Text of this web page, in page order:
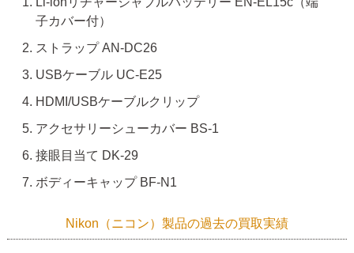
子カバー付）
ストラップ AN-DC26
USBケーブル UC-E25
HDMI/USBケーブルクリップ
アクセサリーシューカバー BS‑1
接眼目当て DK-29
ボディーキャップ BF-N1
Nikon（ニコン）製品の過去の買取実績